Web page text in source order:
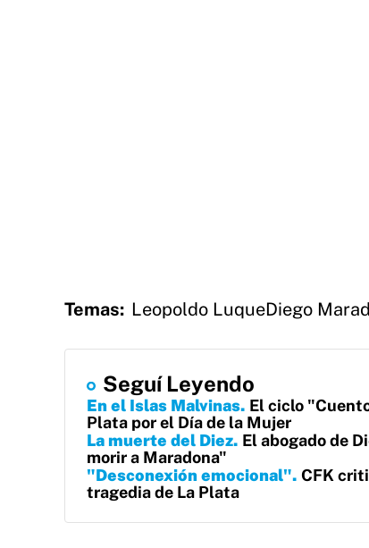
Temas: Leopoldo LuqueDiego
Seguí Leyendo
En el Islas Malvinas El ciclo
Plata por el Día de la Mujer
La muerte del Diez El abogado de
morir a Maradona"
"Desconexión emocional" CFK
tragedia de La Plata